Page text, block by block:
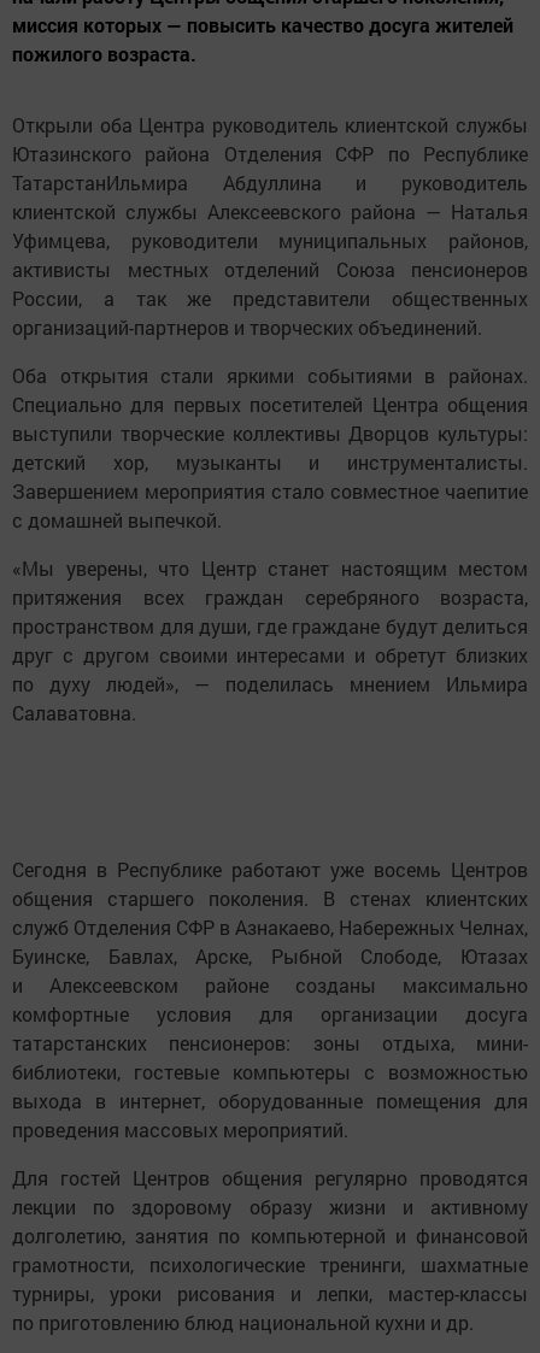
миссия которых — повысить качество досуга жителей
пожилого возраста.
Открыли оба Центра руководитель клиентской службы
Ютазинского района Отделения СФР по Республике
ТатарстанИльмира Абдуллина и руководитель
клиентской службы Алексеевского района — Наталья
Уфимцева, руководители муниципальных районов,
активисты местных отделений Союза пенсионеров
России, а так же представители общественных
организаций-партнеров и творческих объединений.
Оба открытия стали яркими событиями в районах.
Специально для первых посетителей Центра общения
выступили творческие коллективы Дворцов культуры:
детский хор, музыканты и инструменталисты.
Завершением мероприятия стало совместное чаепитие
с домашней выпечкой.
«Мы уверены, что Центр станет настоящим местом
притяжения всех граждан серебряного возраста,
пространством для души, где граждане будут делиться
друг с другом своими интересами и обретут близких
по духу людей», — поделилась мнением Ильмира
Салаватовна.
Сегодня в Республике работают уже восемь Центров
общения старшего поколения. В стенах клиентских
служб Отделения СФР в Азнакаево, Набережных Челнах,
Буинске, Бавлах, Арске, Рыбной Слободе, Ютазах
и Алексеевском районе созданы максимально
комфортные условия для организации досуга
татарстанских пенсионеров: зоны отдыха, мини-
библиотеки, гостевые компьютеры с возможностью
выхода в интернет, оборудованные помещения для
проведения массовых мероприятий.
Для гостей Центров общения регулярно проводятся
лекции по здоровому образу жизни и активному
долголетию, занятия по компьютерной и финансовой
грамотности, психологические тренинги, шахматные
турниры, уроки рисования и лепки, мастер-классы
по приготовлению блюд национальной кухни и др.